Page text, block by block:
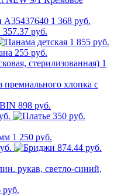
1 368 руб.
357.37 руб.
1 855 руб.
255 руб.
1
898 руб.
350 руб.
1 250 руб.
874.44 руб.
руб.